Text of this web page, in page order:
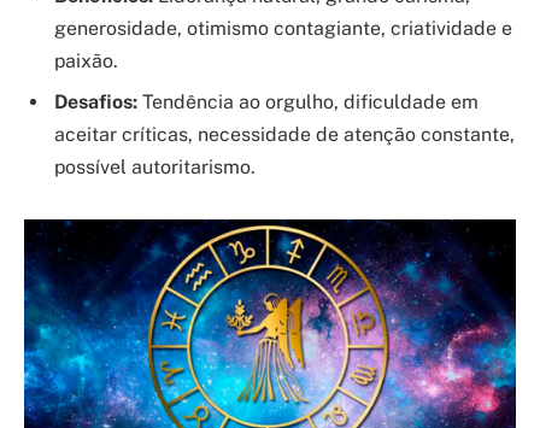
generosidade, otimismo contagiante, criatividade e
paixão.
Desafios: Tendência ao orgulho, dificuldade em
aceitar críticas, necessidade de atenção constante,
possível autoritarismo.